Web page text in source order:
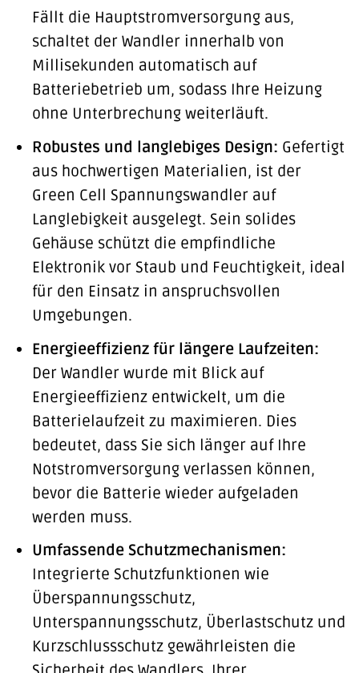
Fällt die Hauptstromversorgung aus,
schaltet der Wandler innerhalb von
Millisekunden automatisch auf
Batteriebetrieb um, sodass Ihre Heizung
ohne Unterbrechung weiterläuft.
Robustes und langlebiges Design: Gefertigt
aus hochwertigen Materialien, ist der
Green Cell Spannungswandler auf
Langlebigkeit ausgelegt. Sein solides
Gehäuse schützt die empfindliche
Elektronik vor Staub und Feuchtigkeit, ideal
für den Einsatz in anspruchsvollen
Umgebungen.
Energieeffizienz für längere Laufzeiten:
Der Wandler wurde mit Blick auf
Energieeffizienz entwickelt, um die
Batterielaufzeit zu maximieren. Dies
bedeutet, dass Sie sich länger auf Ihre
Notstromversorgung verlassen können,
bevor die Batterie wieder aufgeladen
werden muss.
Umfassende Schutzmechanismen:
Integrierte Schutzfunktionen wie
Überspannungsschutz,
Unterspannungsschutz, Überlastschutz und
Kurzschlussschutz gewährleisten die